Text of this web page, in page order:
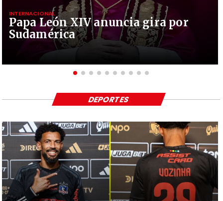
Papa León XIV anuncia gira por
Sudamérica
INTERNACIONAL
DEPORTES